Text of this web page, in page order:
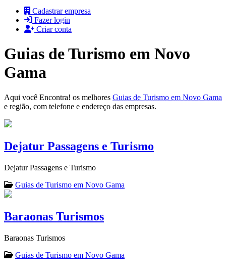
Cadastrar empresa
Fazer login
Criar conta
Guias de Turismo em Novo
Gama
Aqui você Encontra! os melhores Guias de Turismo em Novo Gama
e região, com telefone e endereço das empresas.
Dejatur Passagens e Turismo
Dejatur Passagens e Turismo
Guias de Turismo em Novo Gama
Baraonas Turismos
Baraonas Turismos
Guias de Turismo em Novo Gama